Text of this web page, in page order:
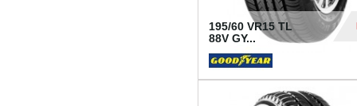
195/60 VR15 TL
88V GY...